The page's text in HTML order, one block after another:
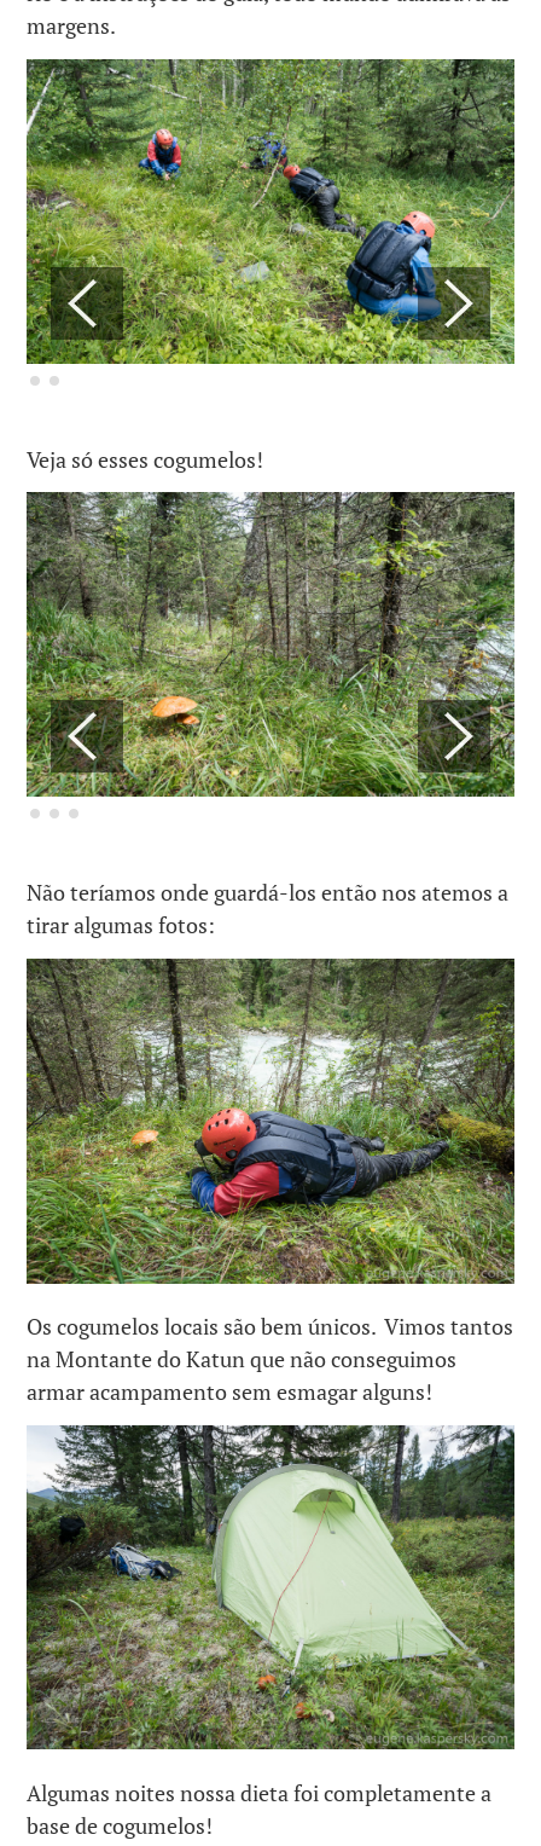
margens.
Veja só esses cogumelos!
Não teríamos onde guardá-los então nos atemos a
tirar algumas fotos:
Os cogumelos locais são bem únicos. Vimos tantos
na Montante do Katun que não conseguimos
armar acampamento sem esmagar alguns!
Algumas noites nossa dieta foi completamente a
base de cogumelos!